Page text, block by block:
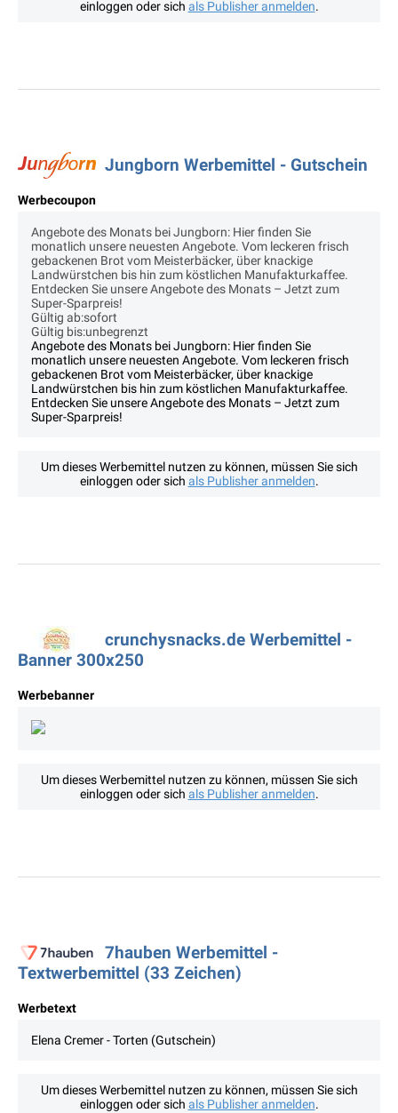
einloggen oder sich als Publisher anmelden.
Jungborn Werbemittel - Gutschein
Werbecoupon
Angebote des Monats bei Jungborn: Hier finden Sie
monatlich unsere neuesten Angebote. Vom leckeren frisch
gebackenen Brot vom Meisterbäcker, über knackige
Landwürstchen bis hin zum köstlichen Manufakturkaffee.
Entdecken Sie unsere Angebote des Monats – Jetzt zum
Super-Sparpreis!
Gültig ab:sofort
Gültig bis:unbegrenzt
Angebote des Monats bei Jungborn: Hier finden Sie
monatlich unsere neuesten Angebote. Vom leckeren frisch
gebackenen Brot vom Meisterbäcker, über knackige
Landwürstchen bis hin zum köstlichen Manufakturkaffee.
Entdecken Sie unsere Angebote des Monats – Jetzt zum
Super-Sparpreis!
Um dieses Werbemittel nutzen zu können, müssen Sie sich
einloggen oder sich als Publisher anmelden.
crunchysnacks.de Werbemittel -
Banner 300x250
Werbebanner
Um dieses Werbemittel nutzen zu können, müssen Sie sich
einloggen oder sich als Publisher anmelden.
7hauben Werbemittel -
Textwerbemittel (33 Zeichen)
Werbetext
Elena Cremer - Torten (Gutschein)
Um dieses Werbemittel nutzen zu können, müssen Sie sich
einloggen oder sich als Publisher anmelden.